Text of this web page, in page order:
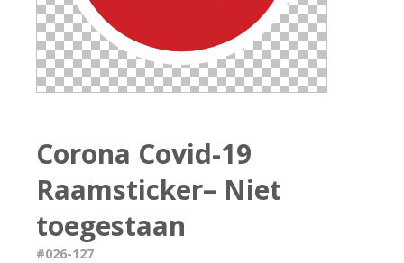
Corona Covid-19
Raamsticker– Niet
toegestaan
#026-127